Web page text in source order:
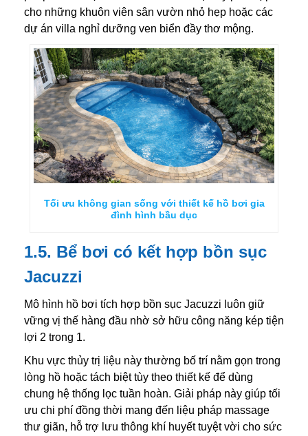
cho những khuôn viên sân vườn nhỏ hẹp hoặc các
dự án villa nghỉ dưỡng ven biển đầy thơ mộng.
Tối ưu không gian sống với thiết kế hồ bơi gia
đình hình bầu dục
1.5. Bể bơi có kết hợp bồn sục
Jacuzzi
Mô hình hồ bơi tích hợp bồn sục Jacuzzi luôn giữ
vững vị thế hàng đầu nhờ sở hữu công năng kép tiện
lợi 2 trong 1.
Khu vực thủy trị liệu này thường bố trí nằm gọn trong
lòng hồ hoặc tách biệt tùy theo thiết kế để dùng
chung hệ thống lọc tuần hoàn. Giải pháp này giúp tối
ưu chi phí đồng thời mang đến liệu pháp massage
thư giãn, hỗ trợ lưu thông khí huyết tuyệt vời cho sức